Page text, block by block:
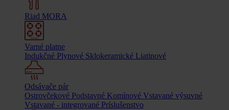
Riad MORA
Varné platne
Indukčné Plynové Sklokeramické Liatinové
Odsávače pár
Ostrovčekové Podstavné Komínové Vstavané výsuvné
Vstavané - integrované Príslušenstvo